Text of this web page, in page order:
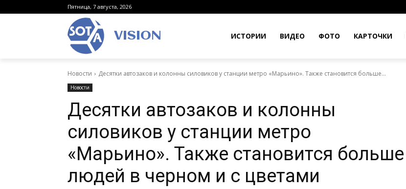
Пятница, 7 августа, 2026
VISION ИСТОРИИ ВИДЕО ФОТО КАРТОЧКИ
Новости Десятки автозаков и колонны силовиков у станции метро «Марьино». Также становится больше...
Новости
Десятки автозаков и колонны
силовиков у станции метро
«Марьино». Также становится больше
людей в черном и с цветами